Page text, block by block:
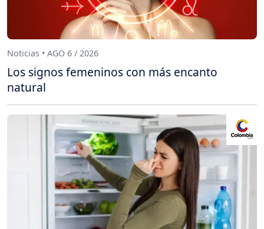
Noticias • AGO 6 / 2026
Los signos femeninos con más encanto
natural